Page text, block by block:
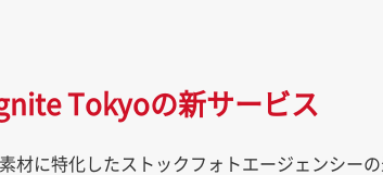
Tokyoの新サービス
材に特化したストックフォトエージェンシーの